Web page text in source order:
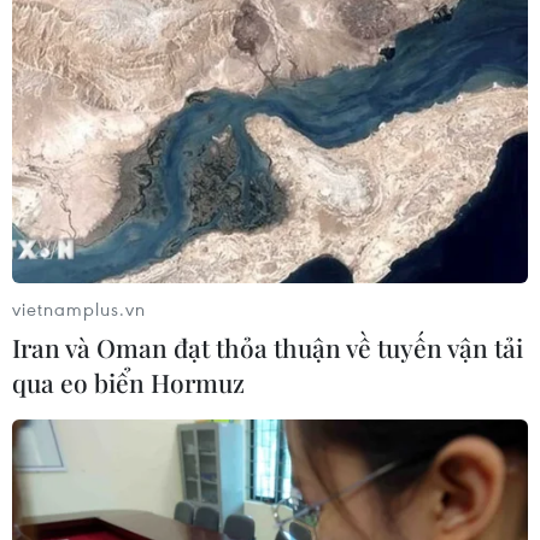
Quảng Trị: Xử phạt tài xế vượt đường
ngang có tín hiệu cảnh báo đường
sắt
06/08/2026 05:10
Mưa dông khiến hàng chục
chuyến bay tới Nội Bài không thể hạ
cánh
06/08/2026 04:37
Hà Tĩnh cảnh báo nguy cơ sạt lở trên
nhiều tuyến giao thông trước mùa
mưa bão
06/08/2026 04:34
vietnamplus.vn
Iran và Oman đạt thỏa thuận về tuyến vận tải
qua eo biển Hormuz